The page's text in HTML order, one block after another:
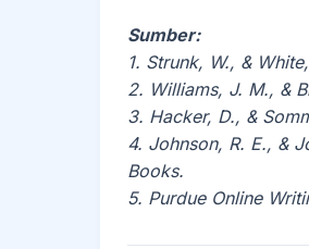
Sumber:
1. Strunk, W., &
2. Williams, J. M., &
3. Hacker, D., &
4. Johnson, R. E., &
Books.
5. Purdue Online